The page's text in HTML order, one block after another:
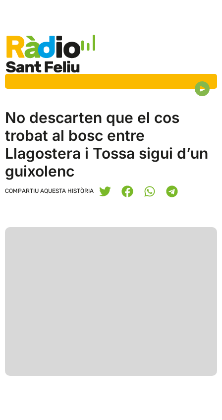
No descarten que el cos
trobat al bosc entre
Llagostera i Tossa sigui d’un
guixolenc
COMPARTIU AQUESTA HISTÒRIA